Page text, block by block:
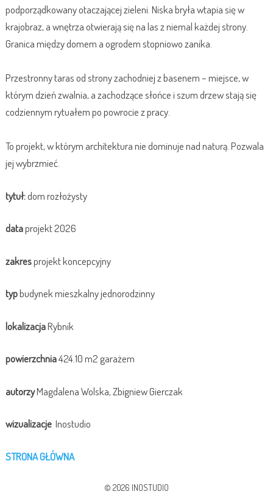
podporządkowany otaczającej zieleni. Niska bryła wtapia się w
krajobraz, a wnętrza otwierają się na las z niemal każdej strony.
Granica między domem a ogrodem stopniowo zanika.
Przestronny taras od strony zachodniej z basenem – miejsce, w
którym dzień zwalnia, a zachodzące słońce i szum drzew stają się
codziennym rytuałem po powrocie z pracy.
To projekt, w którym architektura nie dominuje nad naturą. Pozwala
jej wybrzmieć.
tytuł:dom rozłożysty
dataprojekt 2026
zakresprojekt koncepcyjny
typbudynek mieszkalny jednorodzinny
lokalizacjaRybnik
powierzchnia424.10 m2 garażem
autorzyMagdalena Wolska, Zbigniew Gierczak
wizualizacje Inostudio
STRONA GŁÓWNA
© 2026 INOSTUDIO